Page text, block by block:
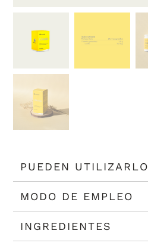
PUEDEN UTILIZARLO
MODO DE EMPLEO
INGREDIENTES